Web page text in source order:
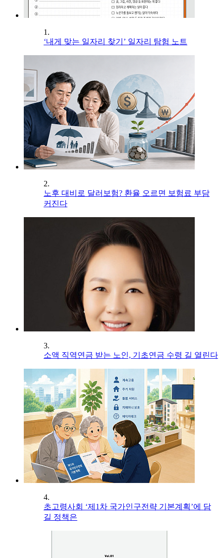
1.
‘내게 맞는 일자리 찾기’ 일자리 탐험 노트
2.
노후 대비로 달러보험? 환율 오르면 보험료 부담
커진다
3.
소액 직역연금 받는 노인, 기초연금 수령 길 열린다
4.
초고령사회 ‘제1차 국가인구전략 기본계획’에 담
길 정책은